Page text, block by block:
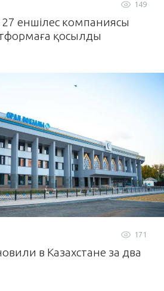
149
27 еншілес компаниясы
қосылды
171
в Казахстане за два